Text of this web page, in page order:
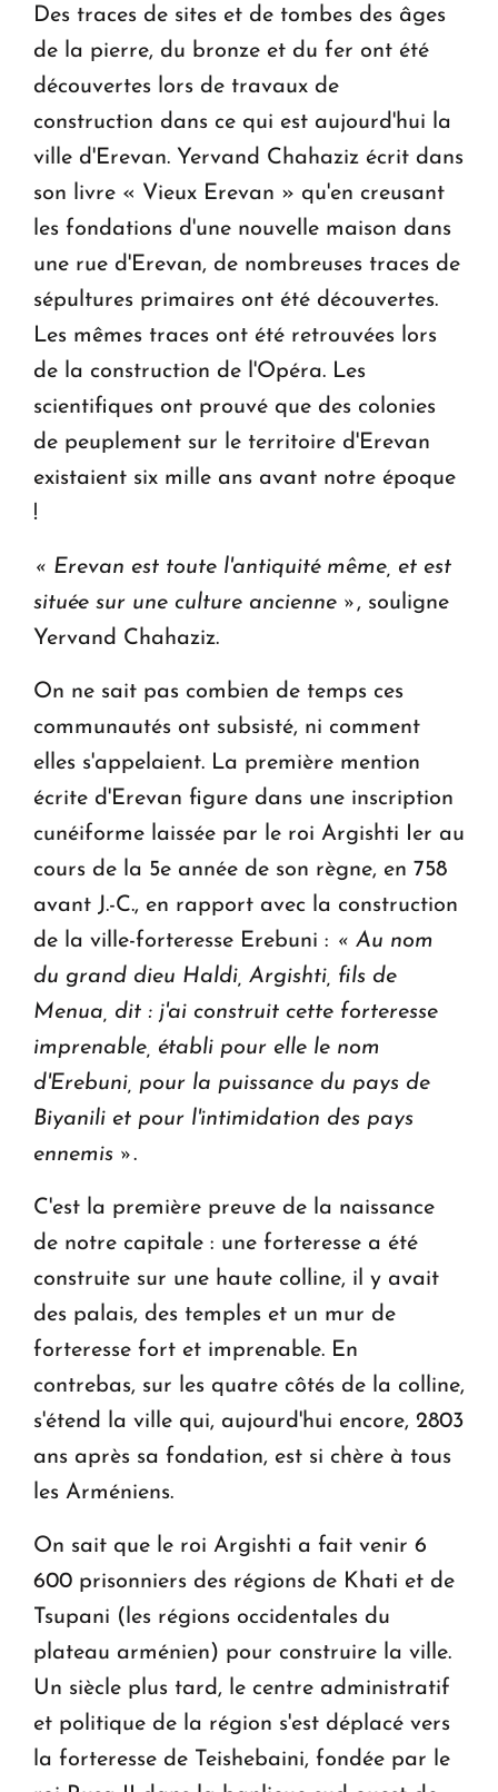
Des traces de sites et de tombes des âges
de la pierre, du bronze et du fer ont été
découvertes lors de travaux de
construction dans ce qui est aujourd'hui la
ville d'Erevan. Yervand Chahaziz écrit dans
son livre « Vieux Erevan » qu'en creusant
les fondations d'une nouvelle maison dans
une rue d'Erevan, de nombreuses traces de
sépultures primaires ont été découvertes.
Les mêmes traces ont été retrouvées lors
de la construction de l'Opéra. Les
scientifiques ont prouvé que des colonies
de peuplement sur le territoire d'Erevan
existaient six mille ans avant notre époque
!
« Erevan est toute l'antiquité même, et est
située sur une culture ancienne » , souligne
Yervand Chahaziz.
On ne sait pas combien de temps ces
communautés ont subsisté, ni comment
elles s'appelaient. La première mention
écrite d'Erevan figure dans une inscription
cunéiforme laissée par le roi Argishti Ier au
cours de la 5e année de son règne, en 758
avant J.-C., en rapport avec la construction
de la ville-forteresse Erebuni : « Au nom
du grand dieu Haldi, Argishti, fils de
Menua, dit : j'ai construit cette forteresse
imprenable, établi pour elle le nom
d'Erebuni, pour la puissance du pays de
Biyanili et pour l'intimidation des pays
ennemis ».
C'est la première preuve de la naissance
de notre capitale : une forteresse a été
construite sur une haute colline, il y avait
des palais, des temples et un mur de
forteresse fort et imprenable. En
contrebas, sur les quatre côtés de la colline,
s'étend la ville qui, aujourd'hui encore, 2803
ans après sa fondation, est si chère à tous
les Arméniens.
On sait que le roi Argishti a fait venir 6
600 prisonniers des régions de Khati et de
Tsupani (les régions occidentales du
plateau arménien) pour construire la ville.
Un siècle plus tard, le centre administratif
et politique de la région s'est déplacé vers
la forteresse de Teishebaini, fondée par le